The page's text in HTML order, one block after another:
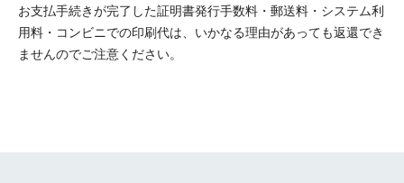
お支払手続きが完了した証明書発行手数料・郵送料・システム利
用料・コンビニでの印刷代は、いかなる理由があっても返還でき
ませんのでご注意ください。